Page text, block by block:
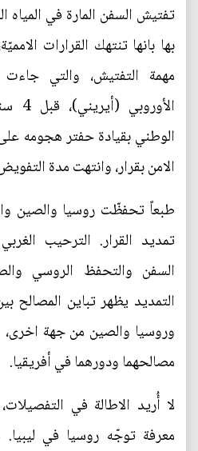
تفتيش السفن المارة في المياه
بها بانها تنتهك القرارات
مهمة التفتيش، والتي جاءت
الوطني بقيادة حفتر هجومه
الامن بقرار، وانتهت مدة التفويض في
طبعاً تحفظّت روسيا والصين
تمديد القرار. الترحيب
السفن والتحفظ الروسي
التمديد يظهر تباين المصالح
وروسيا والصين من جهة اخرى،
مصالحهما ودورهما في أفريقيا.
لا أُريد الاطالة في
معرفة توجّه روسيا في